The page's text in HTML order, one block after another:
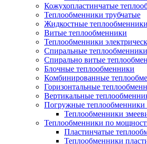
Кожухопластинчатые
Теплообменники трубчатые
Жидкостные теплообменники
Витые теплообменники
Теплообменники
Спиральные теплообменники
Спирально витые
Блочные теплообменники
Комбинированные
Горизонтальные
Вертикальные
Погружные теплообменники
Теплообменники
Теплообменники по
Пластинчатые
Теплообменники